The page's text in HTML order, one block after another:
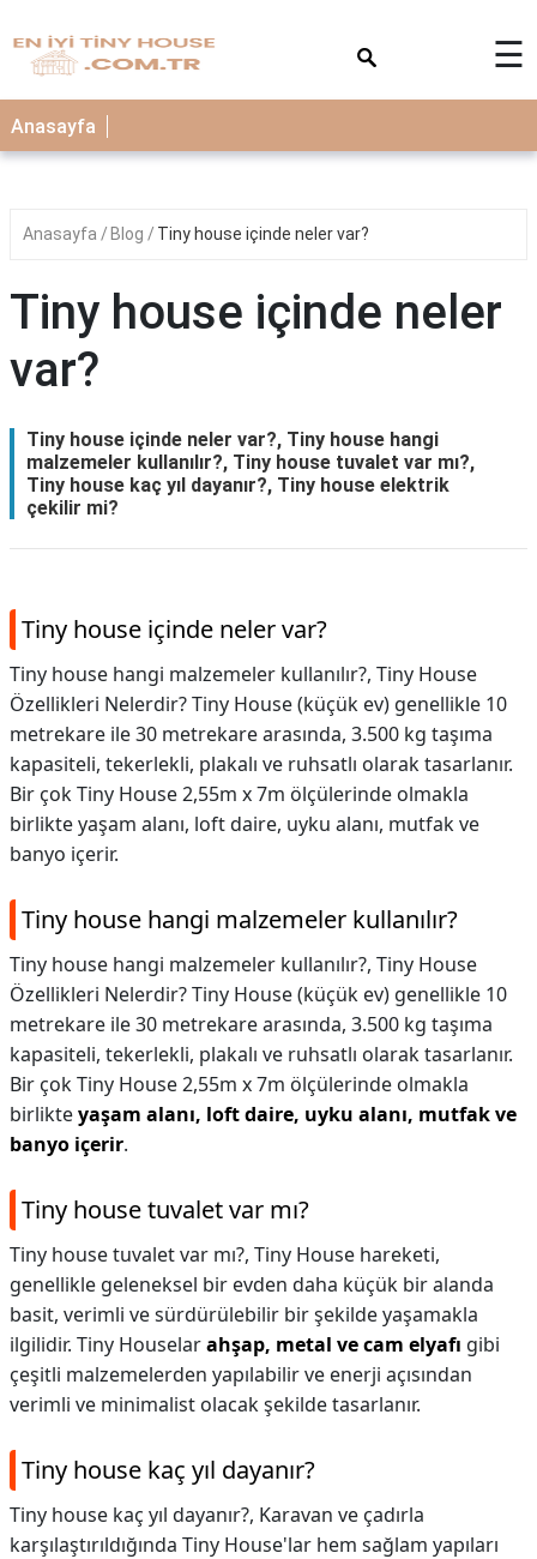
☰
Anasayfa
Anasayfa Blog Tiny house içinde neler var?
Tiny house içinde neler
var?
Tiny house içinde neler var?, Tiny house hangi
malzemeler kullanılır?, Tiny house tuvalet var mı?,
Tiny house kaç yıl dayanır?, Tiny house elektrik
çekilir mi?
Tiny house içinde neler var?
Tiny house hangi malzemeler kullanılır?, Tiny House
Özellikleri Nelerdir? Tiny House (küçük ev) genellikle 10
metrekare ile 30 metrekare arasında, 3.500 kg taşıma
kapasiteli, tekerlekli, plakalı ve ruhsatlı olarak tasarlanır.
Bir çok Tiny House 2,55m x 7m ölçülerinde olmakla
birlikte yaşam alanı, loft daire, uyku alanı, mutfak ve
banyo içerir.
Tiny house hangi malzemeler kullanılır?
Tiny house hangi malzemeler kullanılır?, Tiny House
Özellikleri Nelerdir? Tiny House (küçük ev) genellikle 10
metrekare ile 30 metrekare arasında, 3.500 kg taşıma
kapasiteli, tekerlekli, plakalı ve ruhsatlı olarak tasarlanır.
Bir çok Tiny House 2,55m x 7m ölçülerinde olmakla
birlikteyaşam alanı, loft daire, uyku alanı, mutfak ve
banyo içerir.
Tiny house tuvalet var mı?
Tiny house tuvalet var mı?, Tiny House hareketi,
genellikle geleneksel bir evden daha küçük bir alanda
basit, verimli ve sürdürülebilir bir şekilde yaşamakla
ilgilidir. Tiny Houselarahşap, metal ve cam elyafı gibi
çeşitli malzemelerden yapılabilir ve enerji açısından
verimli ve minimalist olacak şekilde tasarlanır.
Tiny house kaç yıl dayanır?
Tiny house kaç yıl dayanır?, Karavan ve çadırla
karşılaştırıldığında Tiny House'lar hem sağlam yapıları